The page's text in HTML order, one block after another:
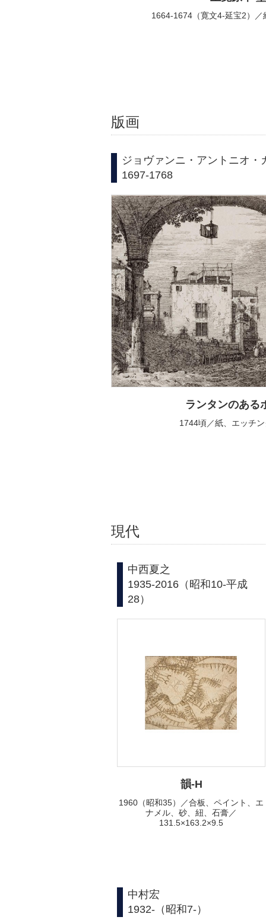
1664-1674（寛文4-延宝2）
版画
ジョヴァンニ・アントニオ
1697-1768
ランタンのある
1744頃／紙、エッチ
現代
中西夏之
1935-2016（昭和10-平成
28）
韻-H
1960（昭和35）／合板、ペイント、エ
ナメル、砂、紐、石膏／
131.5×163.2×9.5
中村宏
1932-（昭和7-）